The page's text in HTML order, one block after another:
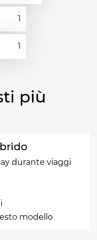
più
durante viaggi
modello